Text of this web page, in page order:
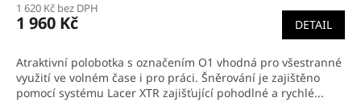
1 620 Kč bez DPH
1 960 Kč DETAIL
Atraktivní polobotka s označením O1 vhodná pro všestranné
využití ve volném čase i pro práci. Šněrování je zajištěno
pomocí systému Lacer XTR zajišťující pohodlné a rychlé...